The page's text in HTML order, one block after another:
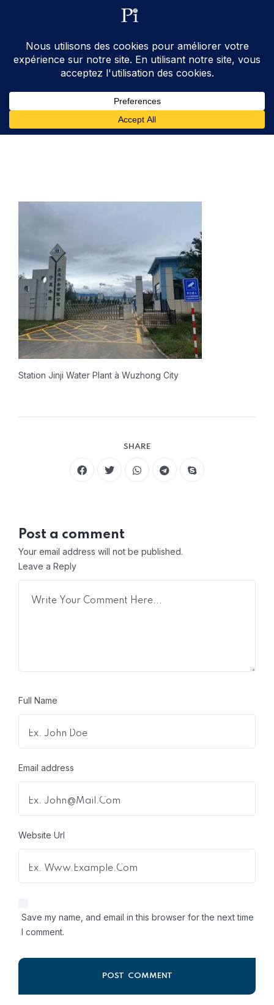
ventes@processinstruments.fr
Station Jinji Water Plant à Wuzhong City
SHARE
Post a comment
Your email address will not be published.
Leave a Reply
Full Name
Email address
Website Url
Save my name, and email in this browser for the next time
I comment.